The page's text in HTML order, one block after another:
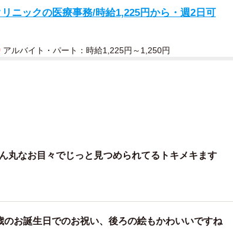
リニックの医療事務/時給1,225円から・週2日可
アルバイト・パート：時給1,225円～1,250円
ん丸なお目々でじっと見つめられてるトキメキます
のお誕生日でのお祝い、後ろの絵もかわいいですね